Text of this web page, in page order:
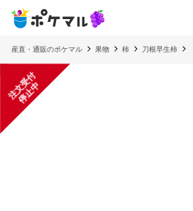
産直・通販のポケマル 果物 柿 刀根早生柿
注
文
受
付
停
止
中